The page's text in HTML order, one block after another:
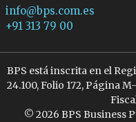
info@bps.com.es
+91 313 79 00
BPS está inscrita en el
24.100, Folio 172, Página
© 2026 BPS Business